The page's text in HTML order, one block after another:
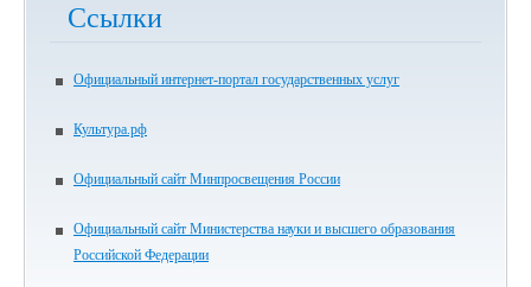
Ссылки
Официальный интернет-портал государственных услуг
Культура.рф
Официальный сайт Минпросвещения России
Официальный сайт Министерства науки и высшего образования
Российской Федерации